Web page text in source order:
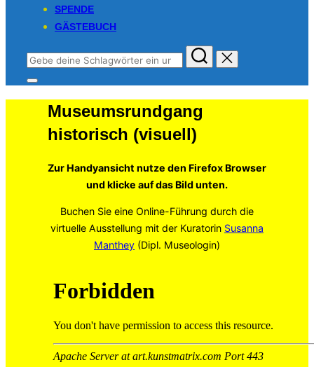
SPENDE
GÄSTEBUCH
Suchen
nach:
Seitenleiste
Navigation
umschalten
Museumsrundgang
historisch (visuell)
Zur Handyansicht nutze den Firefox Browser
und klicke auf das Bild unten.
Buchen Sie eine Online-Führung durch die
virtuelle Ausstellung mit der Kuratorin Susanna
Manthey (Dipl. Museologin)